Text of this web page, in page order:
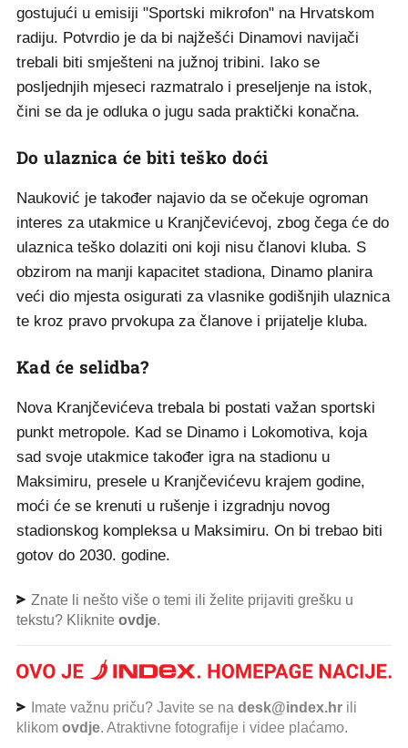
gostujući u emisiji "Sportski mikrofon" na Hrvatskom
radiju. Potvrdio je da bi najžešći Dinamovi navijači
trebali biti smješteni na južnoj tribini. Iako se
posljednjih mjeseci razmatralo i preseljenje na istok,
čini se da je odluka o jugu sada praktički konačna.
Do ulaznica će biti teško doći
Nauković je također najavio da se očekuje ogroman
interes za utakmice u Kranjčevićevoj, zbog čega će do
ulaznica teško dolaziti oni koji nisu članovi kluba. S
obzirom na manji kapacitet stadiona, Dinamo planira
veći dio mjesta osigurati za vlasnike godišnjih ulaznica
te kroz pravo prvokupa za članove i prijatelje kluba.
Kad će selidba?
Nova Kranjčevićeva trebala bi postati važan sportski
punkt metropole. Kad se Dinamo i Lokomotiva, koja
sad svoje utakmice također igra na stadionu u
Maksimiru, presele u Kranjčevićevu krajem godine,
moći će se krenuti u rušenje i izgradnju novog
stadionskog kompleksa u Maksimiru. On bi trebao biti
gotov do 2030. godine.
Znate li nešto više o temi ili želite prijaviti grešku u
tekstu? Kliknite ovdje.
Imate važnu priču? Javite se na desk@index.hr ili
klikom ovdje. Atraktivne fotografije i videe plaćamo.